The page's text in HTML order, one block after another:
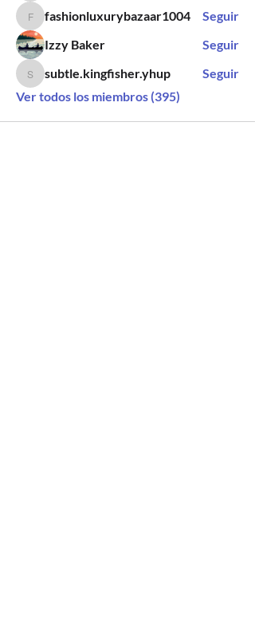
fashionluxurybazaar1004
fashionluxurybazaar1004
Seguir
Izzy Baker
Seguir
subtle.kingfisher.yhup
subtle.kingfisher.yhup
Seguir
Ver todos los miembros (395)